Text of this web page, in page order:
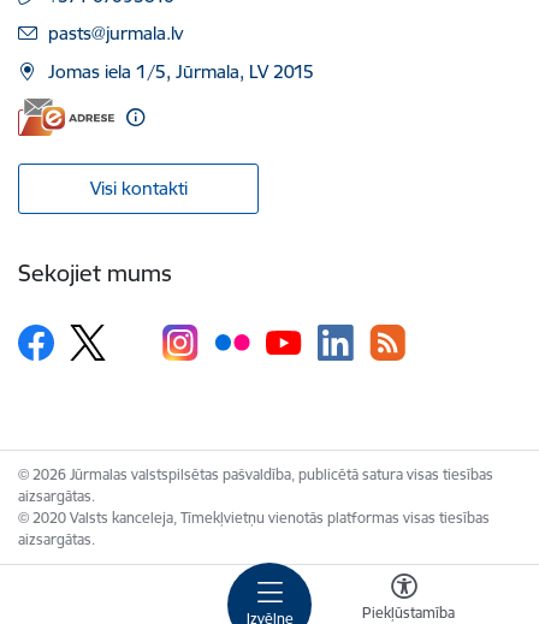
Izvēlne Piekļūstamība
E-pasts:
pasts@jurmala.lv
Jomas iela 1/5, Jūrmala, LV 2015
Visi kontakti
Sekojiet mums
© 2026 Jūrmalas valstspilsētas pašvaldība, publicētā satura visas tiesības
aizsargātas.
© 2020 Valsts kanceleja, Tīmekļvietņu vienotās platformas visas tiesības
aizsargātas.